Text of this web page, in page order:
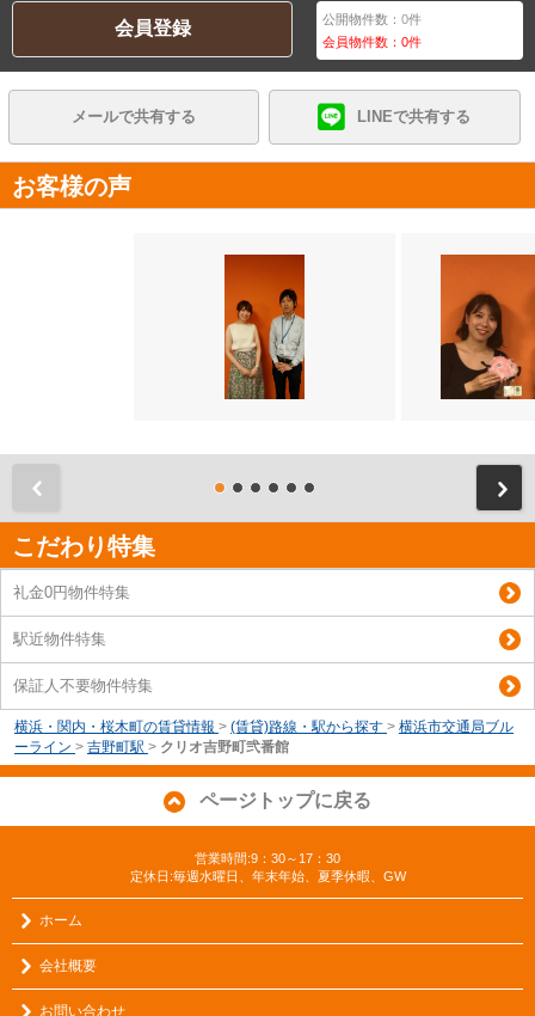
会員登録 公開物件数：0件
会員物件数：0件
メールで共有する LINEで共有する
お客様の声
こだわり特集
礼金0円物件特集
駅近物件特集
保証人不要物件特集
横浜・関内・桜木町の賃貸情報 > (賃貸)路線・駅から探す > 横浜市交通局ブル
ーライン > 吉野町駅 > クリオ吉野町弐番館
ページトップに戻る
営業時間:9：30～17：30
定休日:毎週水曜日、年末年始、夏季休暇、GW
ホーム
会社概要
お問い合わせ